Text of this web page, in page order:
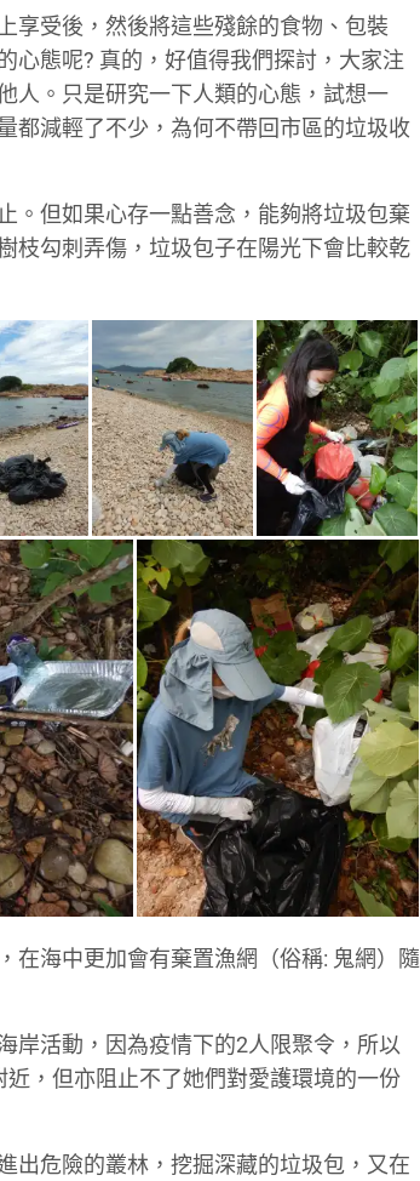
享受後，然後將這些殘餘的食物、包裝
心態呢? 真的，好值得我們探討，大家注
人。只是研究一下人類的心態，試想一
都減輕了不少，為何不帶回市區的垃圾收
。但如果心存一點善念，能夠將垃圾包棄
枝勾刺弄傷，垃圾包子在陽光下會比較乾
在海中更加會有棄置漁網（俗稱: 鬼網）隨
岸活動，因為疫情下的2人限聚令，所以
，但亦阻止不了她們對愛護環境的一份
出危險的叢林，挖掘深藏的垃圾包，又在